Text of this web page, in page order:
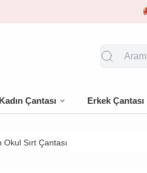
Kadın Çantası Erkek Çantası
Sırt Çantası